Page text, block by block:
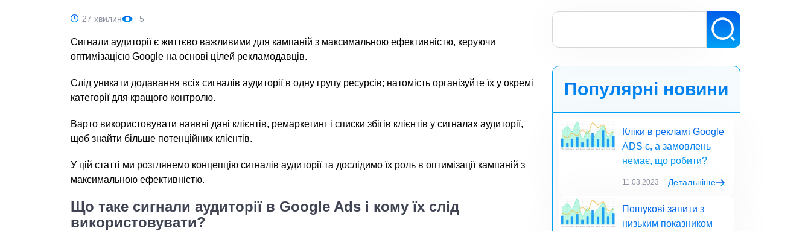
27 хвилин 5
Сигнали аудиторії є життєво важливими для кампаній з максимальною ефективністю, керуючи
оптимізацією Google на основі цілей рекламодавців.
Слід уникати додавання всіх сигналів аудиторії в одну групу ресурсів; натомість організуйте їх у окремі
категорії для кращого контролю.
Варто використовувати наявні дані клієнтів, ремаркетинг і списки збігів клієнтів у сигналах аудиторії,
щоб знайти більше потенційних клієнтів.
У цій статті ми розглянемо концепцію сигналів аудиторії та дослідимо їх роль в оптимізації кампаній з
максимальною ефективністю.
Що таке сигнали аудиторії в Google Ads і кому їх слід
використовувати?
Популярні новини
Кліки в рекламі Google
ADS є, а замовлень
немає, що робити?
11.03.2023 Детальніше
Пошукові запити з
низьким показником